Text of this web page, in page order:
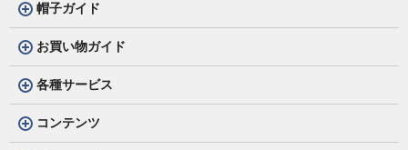
帽子ガイド
お買い物ガイド
各種サービス
コンテンツ